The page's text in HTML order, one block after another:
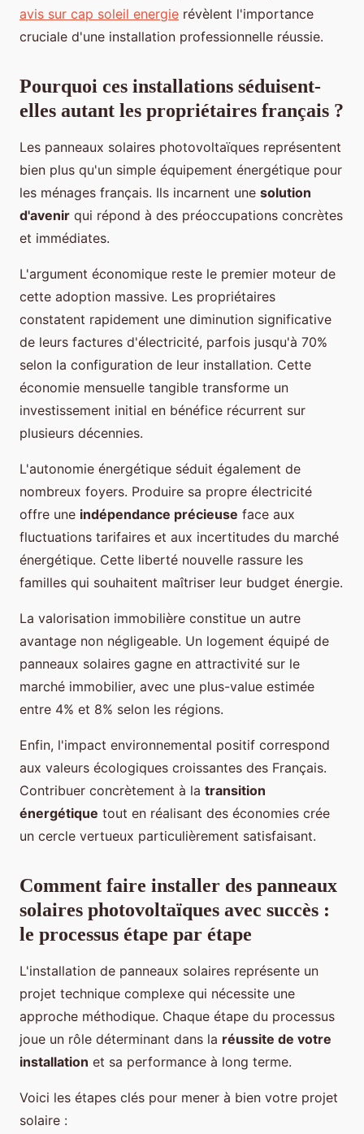
avis sur cap soleil energie révèlent l'importance
cruciale d'une installation professionnelle réussie.
Pourquoi ces installations séduisent-
elles autant les propriétaires français ?
Les panneaux solaires photovoltaïques représentent
bien plus qu'un simple équipement énergétique pour
les ménages français. Ils incarnent une solution
d'avenir qui répond à des préoccupations concrètes
et immédiates.
L'argument économique reste le premier moteur de
cette adoption massive. Les propriétaires
constatent rapidement une diminution significative
de leurs factures d'électricité, parfois jusqu'à 70%
selon la configuration de leur installation. Cette
économie mensuelle tangible transforme un
investissement initial en bénéfice récurrent sur
plusieurs décennies.
L'autonomie énergétique séduit également de
nombreux foyers. Produire sa propre électricité
offre une indépendance précieuse face aux
fluctuations tarifaires et aux incertitudes du marché
énergétique. Cette liberté nouvelle rassure les
familles qui souhaitent maîtriser leur budget énergie.
La valorisation immobilière constitue un autre
avantage non négligeable. Un logement équipé de
panneaux solaires gagne en attractivité sur le
marché immobilier, avec une plus-value estimée
entre 4% et 8% selon les régions.
Enfin, l'impact environnemental positif correspond
aux valeurs écologiques croissantes des Français.
Contribuer concrètement à la transition
énergétique tout en réalisant des économies crée
un cercle vertueux particulièrement satisfaisant.
Comment faire installer des panneaux
solaires photovoltaïques avec succès :
le processus étape par étape
L'installation de panneaux solaires représente un
projet technique complexe qui nécessite une
approche méthodique. Chaque étape du processus
joue un rôle déterminant dans la réussite de votre
installation et sa performance à long terme.
Voici les étapes clés pour mener à bien votre projet
solaire :